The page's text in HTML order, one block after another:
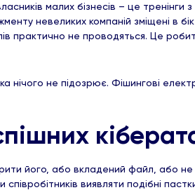
малих бізнесів – це тренінги
невеликих компаній зміщені в
практично не проводяться. Це
нічого не підозрює. Фішингові
його, або вкладений файл, або не
виявляти подібні